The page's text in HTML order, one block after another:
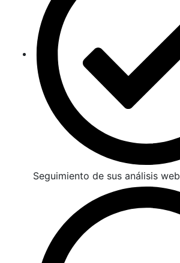
Seguimiento de sus análisis web